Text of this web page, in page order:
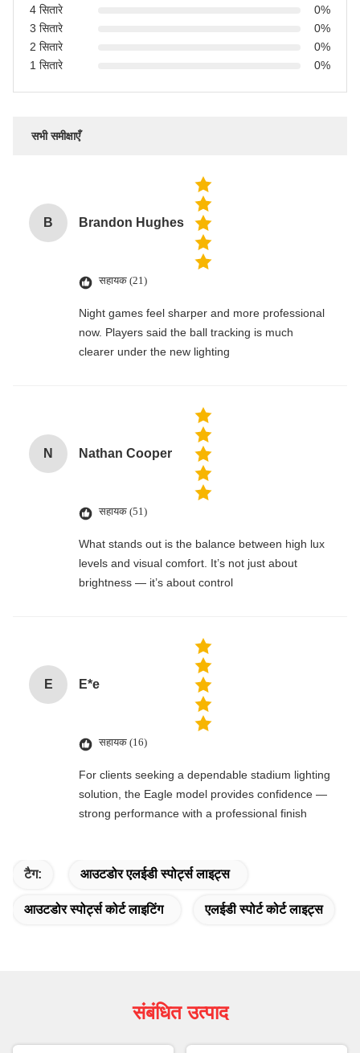
4 सितारे
0%
3 सितारे
0%
2 सितारे
0%
1 सितारे
0%
सभी समीक्षाएँ
B Brandon Hughes
सहायक (21)
Night games feel sharper and more professional
now. Players said the ball tracking is much
clearer under the new lighting
N Nathan Cooper
सहायक (51)
What stands out is the balance between high lux
levels and visual comfort. It’s not just about
brightness — it’s about control
E E*e
सहायक (16)
For clients seeking a dependable stadium lighting
solution, the Eagle model provides confidence —
strong performance with a professional finish
टैग: आउटडोर एलईडी स्पोर्ट्स लाइट्स
आउटडोर स्पोर्ट्स कोर्ट लाइटिंग एलईडी स्पोर्ट कोर्ट लाइट्स
संबंधित उत्पाद